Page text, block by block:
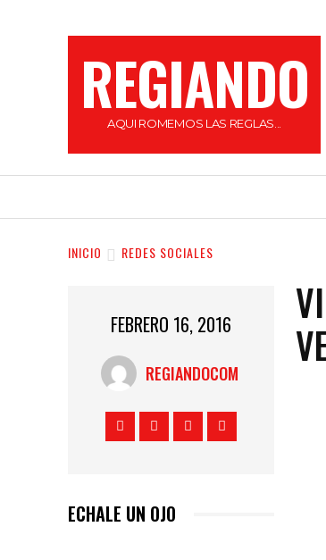
REGIANDO
AQUI ROMEMOS LAS REGLAS...
INICIO REDES SOCIALES
FEBRERO 16, 2016
REGIANDOCOM
ECHALE UN OJO